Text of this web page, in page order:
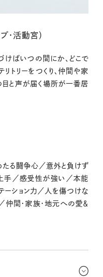
・活動宮）
けばいつの間にか、どこで
トリーをつくり、仲間や家
目と声が届く場所が一番居
る闘争心／意外と負けず
手／感受性が強い／本能
ーション力／人を傷つけな
仲間・家族・地元への愛＆